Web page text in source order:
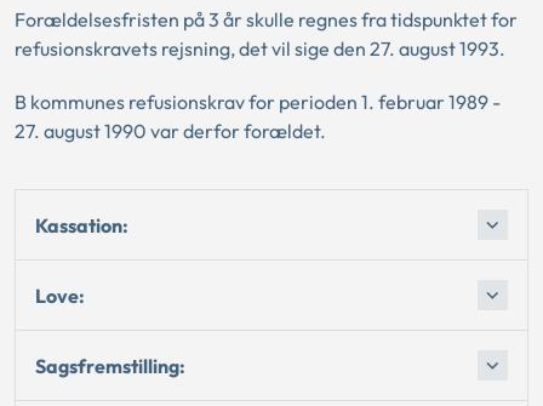
Forældelsesfristen på 3 år skulle regnes fra tidspunktet for
refusionskravets rejsning, det vil sige den 27. august 1993.
B kommunes refusionskrav for perioden 1. februar 1989 -
27. august 1990 var derfor forældet.
Kassation:
Love:
Sagsfremstilling: